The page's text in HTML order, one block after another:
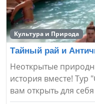
Культура и Природа
Тайный рай и
Неоткрытые
история вместе! Тур
вам открыть для